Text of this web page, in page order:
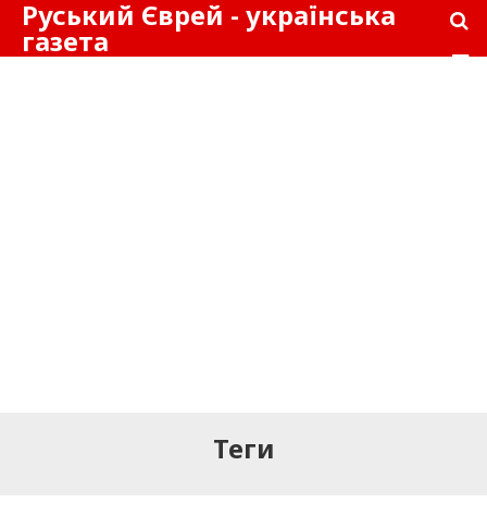
Руський Єврей - українська
газета
Теги